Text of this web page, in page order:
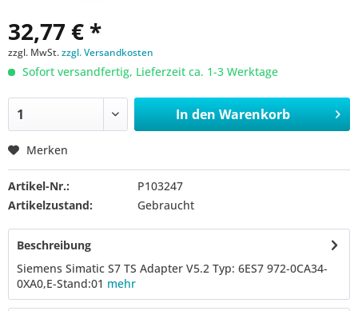
32,77 € *
zzgl. MwSt.zzgl. Versandkosten
Sofort versandfertig, Lieferzeit ca. 1-3 Werktage
In den Warenkorb
Merken
Artikel-Nr.:
P103247
Artikelzustand:
Gebraucht
Beschreibung
Siemens Simatic S7 TS Adapter V5.2 Typ: 6ES7 972-0CA34-
0XA0,E-Stand:01 mehr